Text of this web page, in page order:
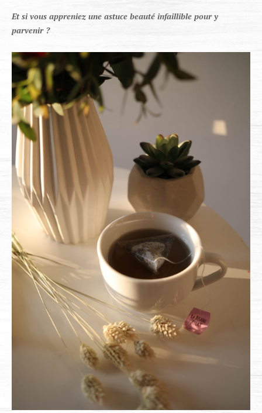
Et si vous appreniez une astuce beauté infaillible pour y
parvenir ?